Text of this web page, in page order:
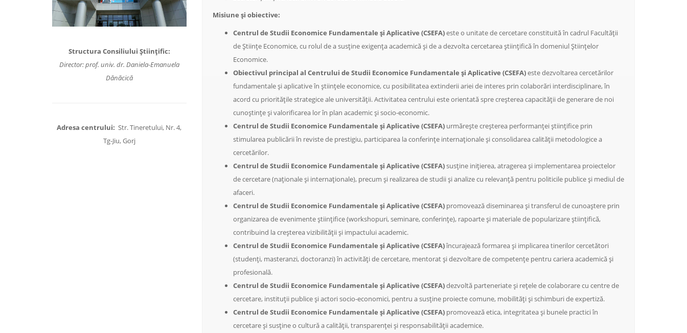
Structura Consiliului Științific:
Director: prof. univ. dr. Daniela-Emanuela
Dănăcică
Adresa centrului: Str. Tineretului, Nr. 4,
Tg-Jiu, Gorj
Misiune și obiective:
Centrul de Studii Economice Fundamentale și Aplicative (CSEFA)este o unitate de cercetare constituită în cadrul Facultății
de Științe Economice, cu rolul de a susține exigența academică și de a dezvolta cercetarea științifică în domeniul Științelor
Economice.
Obiectivul principal al Centrului de Studii Economice Fundamentale și Aplicative (CSEFA)este dezvoltarea cercetărilor
fundamentale și aplicative în științele economice, cu posibilitatea extinderii ariei de interes prin colaborări interdisciplinare, în
acord cu prioritățile strategice ale universității. Activitatea centrului este orientată spre creșterea capacității de generare de noi
cunoștințe și valorificarea lor în plan academic și socio-economic.
Centrul de Studii Economice Fundamentale și Aplicative (CSEFA)urmărește creșterea performanței științifice prin
stimularea publicării în reviste de prestigiu, participarea la conferințe internaționale și consolidarea calității metodologice a
cercetărilor.
Centrul de Studii Economice Fundamentale și Aplicative (CSEFA)susține inițierea, atragerea și implementarea proiectelor
de cercetare (naționale și internaționale), precum și realizarea de studii și analize cu relevanță pentru politicile publice și mediul de
afaceri.
Centrul de Studii Economice Fundamentale și Aplicative (CSEFA)promovează diseminarea și transferul de cunoaștere prin
organizarea de evenimente științifice (workshopuri, seminare, conferințe), rapoarte și materiale de popularizare științifică,
contribuind la creșterea vizibilității și impactului academic.
Centrul de Studii Economice Fundamentale și Aplicative (CSEFA)încurajează formarea și implicarea tinerilor cercetători
(studenți, masteranzi, doctoranzi) în activități de cercetare, mentorat și dezvoltare de competențe pentru cariera academică și
profesională.
Centrul de Studii Economice Fundamentale și Aplicative (CSEFA)dezvoltă parteneriate și rețele de colaborare cu centre de
cercetare, instituții publice și actori socio-economici, pentru a susține proiecte comune, mobilități și schimburi de expertiză.
Centrul de Studii Economice Fundamentale și Aplicative (CSEFA)promovează etica, integritatea și bunele practici în
cercetare și susține o cultură a calității, transparenței și responsabilității academice.